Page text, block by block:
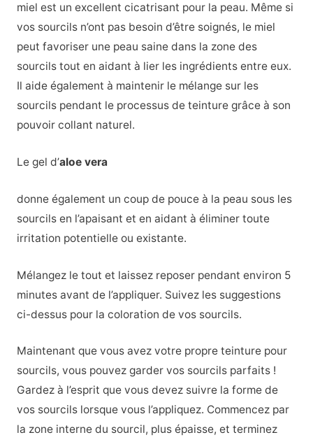
miel est un excellent cicatrisant pour la peau. Même si
vos sourcils n’ont pas besoin d’être soignés, le miel
peut favoriser une peau saine dans la zone des
sourcils tout en aidant à lier les ingrédients entre eux.
Il aide également à maintenir le mélange sur les
sourcils pendant le processus de teinture grâce à son
pouvoir collant naturel.
Le gel d’aloe vera
donne également un coup de pouce à la peau sous les
sourcils en l’apaisant et en aidant à éliminer toute
irritation potentielle ou existante.
Mélangez le tout et laissez reposer pendant environ 5
minutes avant de l’appliquer. Suivez les suggestions
ci-dessus pour la coloration de vos sourcils.
Maintenant que vous avez votre propre teinture pour
sourcils, vous pouvez garder vos sourcils parfaits !
Gardez à l’esprit que vous devez suivre la forme de
vos sourcils lorsque vous l’appliquez. Commencez par
la zone interne du sourcil, plus épaisse, et terminez